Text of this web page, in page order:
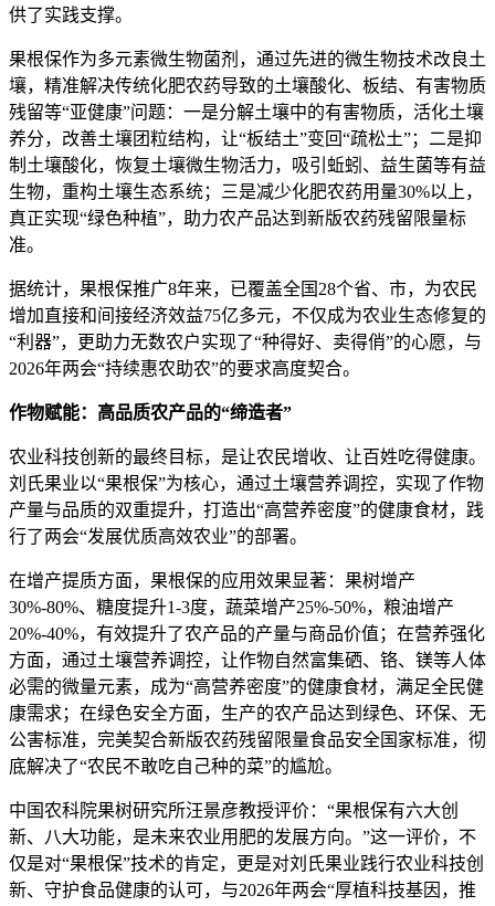
供了实践支撑。
果根保作为多元素微生物菌剂，通过先进的微生物技术改良土
壤，精准解决传统化肥农药导致的土壤酸化、板结、有害物质
残留等“亚健康”问题：一是分解土壤中的有害物质，活化土壤
养分，改善土壤团粒结构，让“板结土”变回“疏松土”；二是抑
制土壤酸化，恢复土壤微生物活力，吸引蚯蚓、益生菌等有益
生物，重构土壤生态系统；三是减少化肥农药用量30%以上，
真正实现“绿色种植”，助力农产品达到新版农药残留限量标
准。
据统计，果根保推广8年来，已覆盖全国28个省、市，为农民
增加直接和间接经济效益75亿多元，不仅成为农业生态修复的
“利器”，更助力无数农户实现了“种得好、卖得俏”的心愿，与
2026年两会“持续惠农助农”的要求高度契合。
作物赋能：高品质农产品的“缔造者”
农业科技创新的最终目标，是让农民增收、让百姓吃得健康。
刘氏果业以“果根保”为核心，通过土壤营养调控，实现了作物
产量与品质的双重提升，打造出“高营养密度”的健康食材，践
行了两会“发展优质高效农业”的部署。
在增产提质方面，果根保的应用效果显著：果树增产
30%-80%、糖度提升1-3度，蔬菜增产25%-50%，粮油增产
20%-40%，有效提升了农产品的产量与商品价值；在营养强化
方面，通过土壤营养调控，让作物自然富集硒、铬、镁等人体
必需的微量元素，成为“高营养密度”的健康食材，满足全民健
康需求；在绿色安全方面，生产的农产品达到绿色、环保、无
公害标准，完美契合新版农药残留限量食品安全国家标准，彻
底解决了“农民不敢吃自己种的菜”的尴尬。
中国农科院果树研究所汪景彦教授评价：“果根保有六大创
新、八大功能，是未来农业用肥的发展方向。”这一评价，不
仅是对“果根保”技术的肯定，更是对刘氏果业践行农业科技创
新、守护食品健康的认可，与2026年两会“厚植科技基因，推